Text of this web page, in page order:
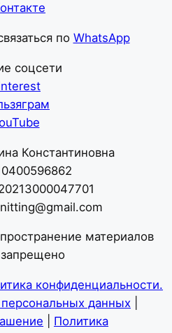
по WhatsApp
соцсети
Константиновна
материалов
запрещено
конфиденциальности.
данных
Политика